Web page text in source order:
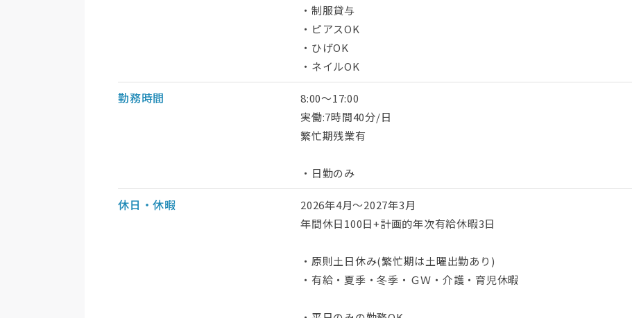
・制服貸与
・ピアスOK
・ひげOK
・ネイルOK
勤務時間
8:00～17:00
実働:7時間40分/日
繁忙期残業有
・日勤のみ
休日・休暇
2026年4月～2027年3月
年間休日100日+計画的年次有給休暇3日
・原則土日休み(繁忙期は土曜出勤あり)
・有給・夏季・冬季・ＧＷ・介護・育児休暇